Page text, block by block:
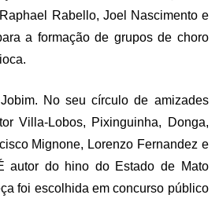
Rabello, Joel Nascimento e
a formação de grupos de choro
No seu círculo de amizades
Villa-Lobos, Pixinguinha, Donga,
Mignone, Lorenzo Fernandez e
autor do hino do Estado de Mato
foi escolhida em concurso público